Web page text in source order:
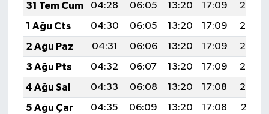
31 Tem Cum
04:28 06:05 13:20 17:09
20:26
1 Ağu Cts
04:30 06:05 13:20 17:09
20:25
2 Ağu Paz
04:31 06:06 13:20 17:09
20:24
3 Ağu Pts
04:32 06:07 13:20 17:09
20:23
4 Ağu Sal
04:33 06:08 13:20 17:08
20:22
5 Ağu Çar
04:35 06:09 13:20 17:08
20:21